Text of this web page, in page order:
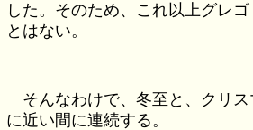
した。そのため、これ以上グレ
とはない。
そんなわけで、冬至と、クリ
に近い間に連続する。